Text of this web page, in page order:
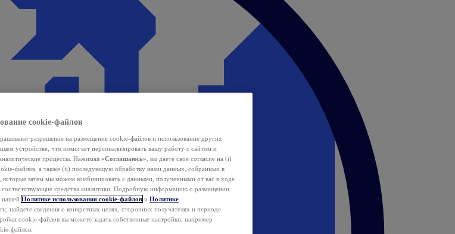
cookie-файлов
разрешение на размещение cookie-файлов и использование других
устройстве, что помогает персонализировать вашу работу с сайтом и
процессы. Нажимая «Соглашаюсь» , вы даете свое согласие на (i)
файлов, а также (ii) последующую обработку нами данных, собранных в
которые затем мы можем комбинировать с данными, полученными от вас в ходе
соответствующие средства аналитики. Подробную информацию о размещении
нашей Политике использования cookie-файлов и Политике
найдете сведения о конкретных целях, сторонних получателях и периоде
cookie-файлов вы можете задать собственные настройки, например
файлов.